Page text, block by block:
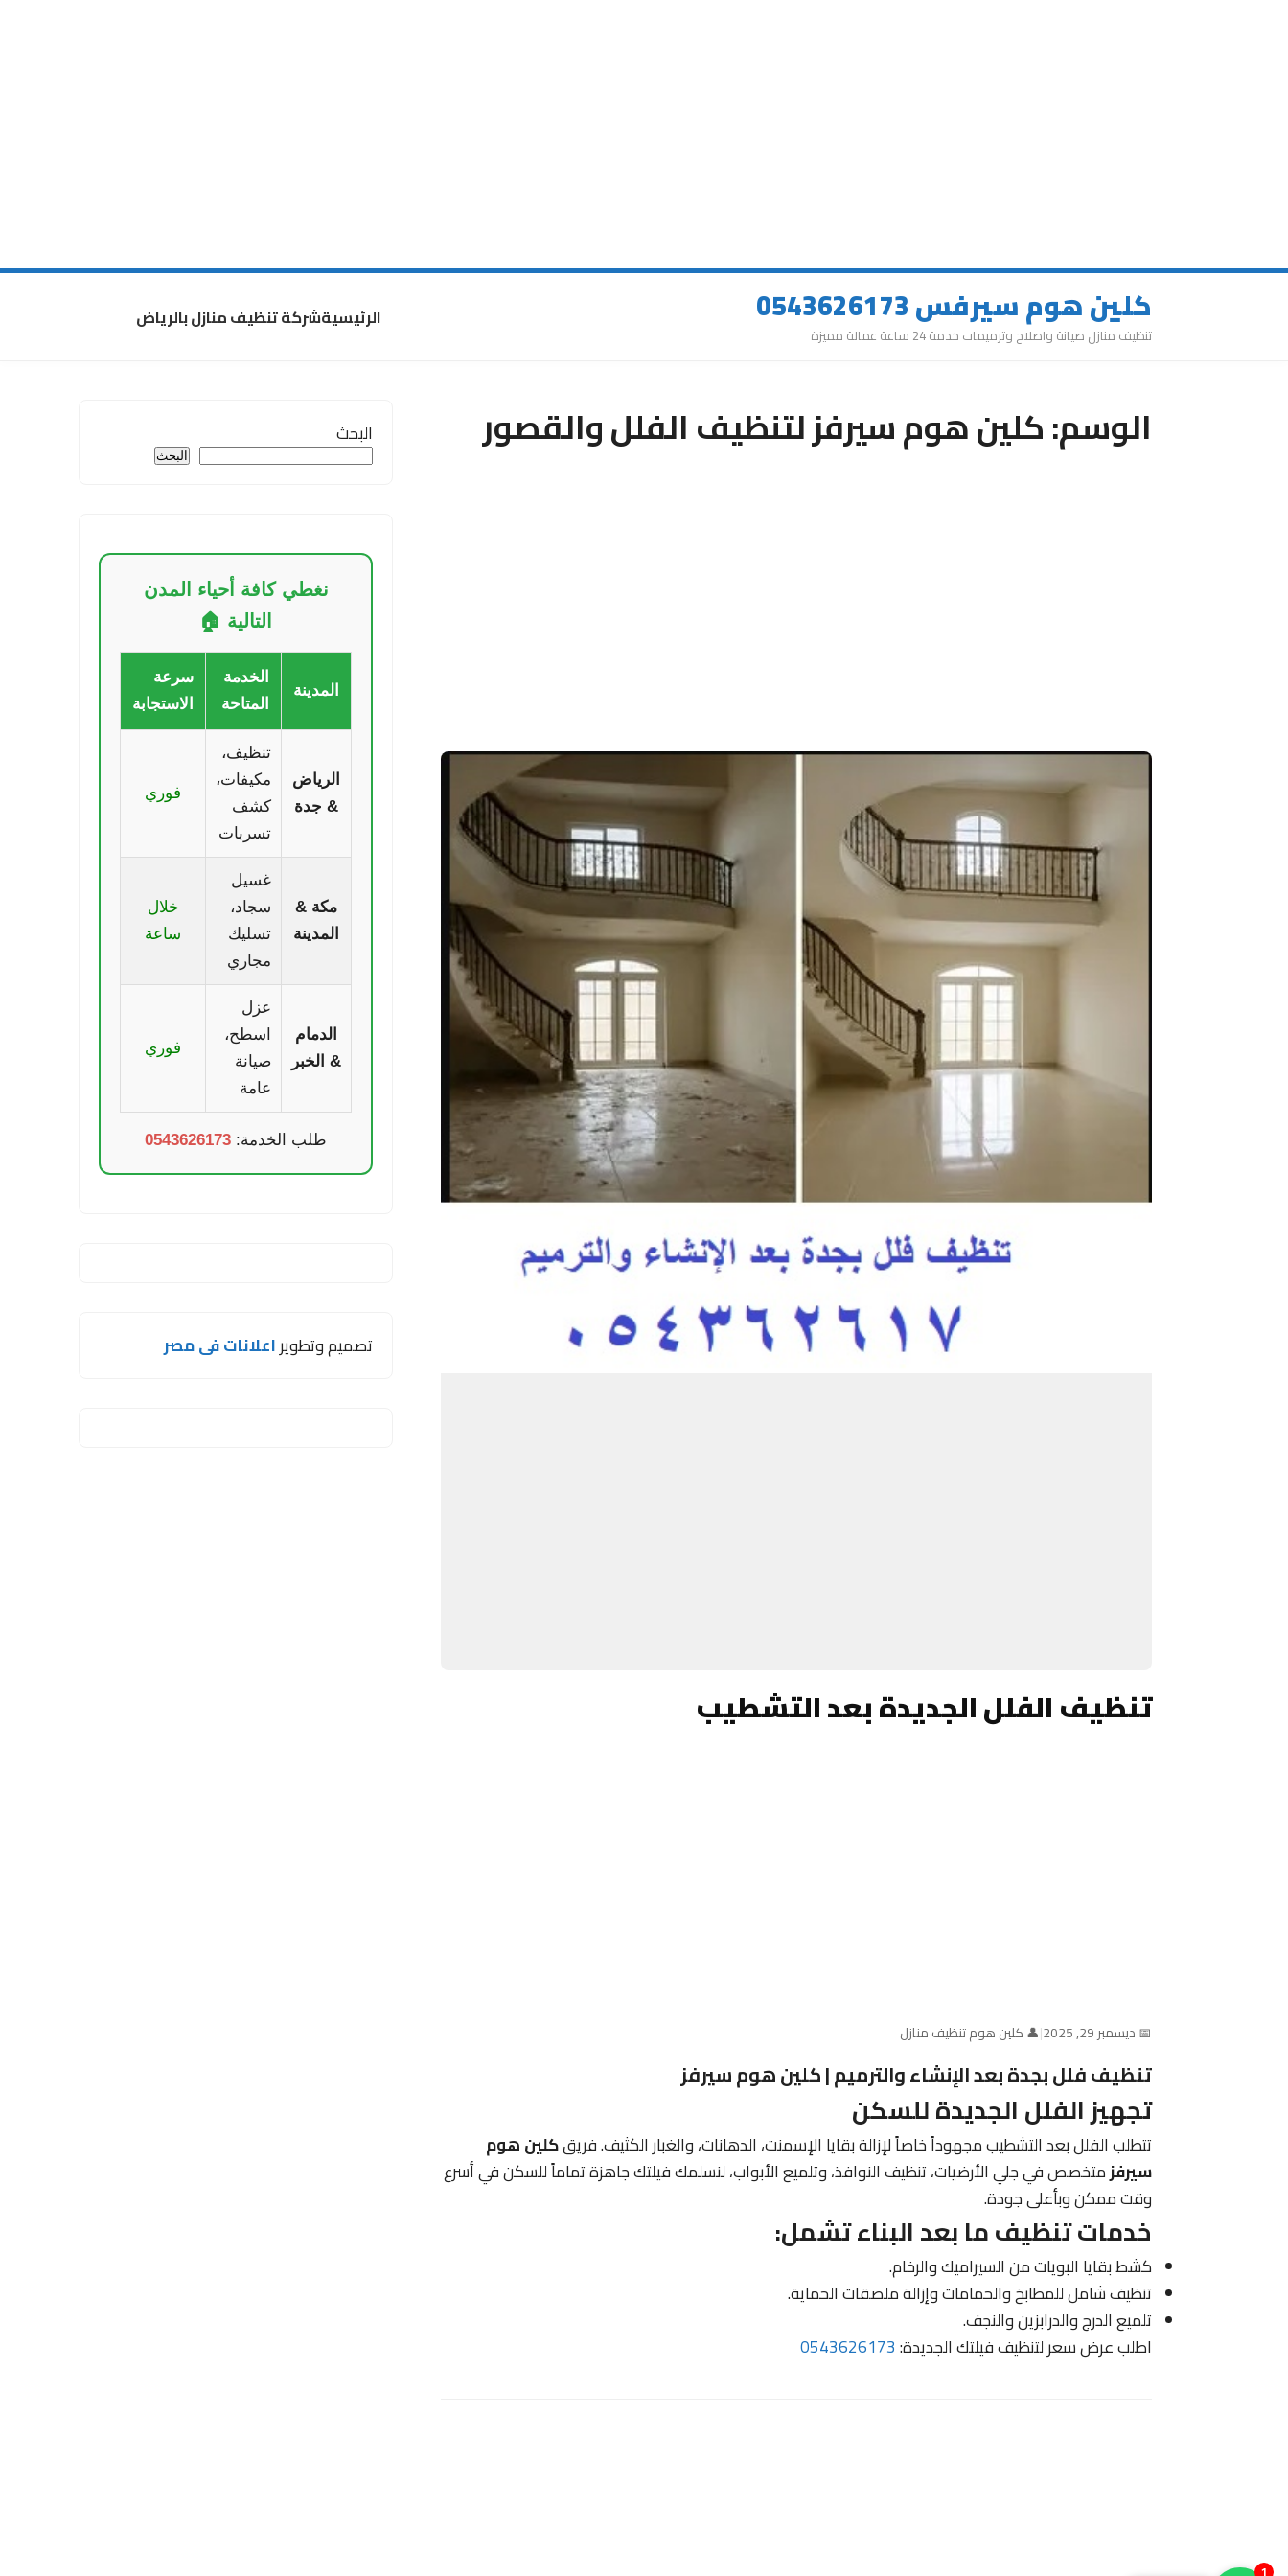
كلين هوم سيرفس 0543626173
تنظيف منازل صيانة واصلاح وترميمات خدمة 24 ساعة عمالة مميزة
الرئيسيةشركة تنظيف منازل بالرياض
الوسم:كلين هوم سيرفز لتنظيف الفلل والقصور
تنظيف الفلل الجديدة بعد التشطيب
📅 ديسمبر 29, 2025 |👤 كلين هوم تنظيف منازل
تنظيف فلل بجدة بعد الإنشاء والترميم | كلين هوم سيرفز
تجهيز الفلل الجديدة للسكن
تتطلب الفلل بعد التشطيب مجهوداً خاصاً لإزالة بقايا الإسمنت، الدهانات، والغبار الكثيف. فريقكلين هوم
سيرفزمتخصص في جلي الأرضيات، تنظيف النوافذ، وتلميع الأبواب، لنسلمك فيلتك جاهزة تماماً للسكن في أسرع
وقت ممكن وبأعلى جودة.
خدمات تنظيف ما بعد البناء تشمل:
كشط بقايا البويات من السيراميك والرخام.
تنظيف شامل للمطابخ والحمامات وإزالة ملصقات الحماية.
تلميع الدرج والدرابزين والنجف.
اطلب عرض سعر لتنظيف فيلتك الجديدة:0543626173
البحث
البحث
نغطي كافة أحياء المدن
التالية 🏠
المدينة
الخدمة
المتاحة
سرعة
الاستجابة
الرياض
& جدة
تنظيف،
مكيفات،
كشف
تسربات
فوري
مكة &
المدينة
غسيل
سجاد،
تسليك
مجاري
خلال
ساعة
الدمام
& الخبر
عزل
اسطح،
صيانة
عامة
فوري
طلب الخدمة: 0543626173
تصميم وتطويراعلانات فى مصر